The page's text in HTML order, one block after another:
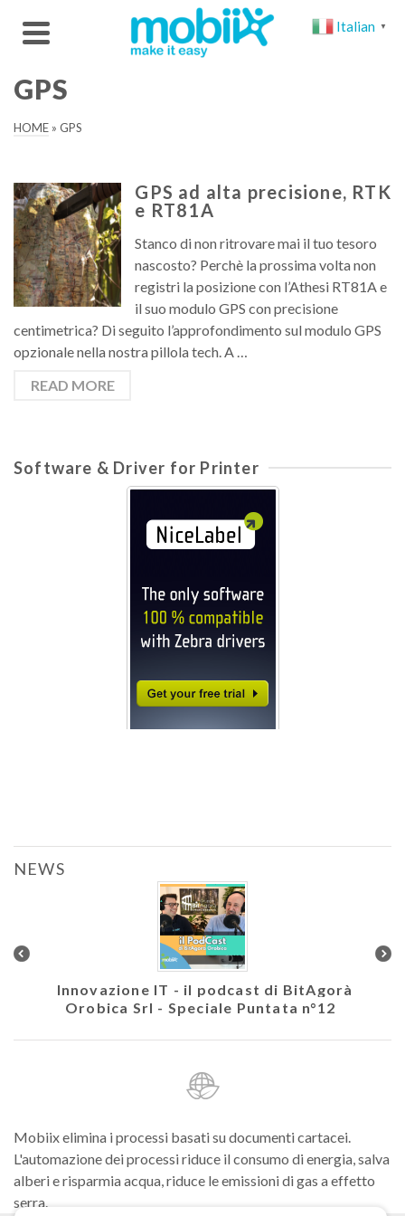
GPS
HOME » GPS
GPS ad alta precisione, RTK
e RT81A
Stanco di non ritrovare mai il tuo tesoro
nascosto? Perchè la prossima volta non
registri la posizione con l’Athesi RT81A e
il suo modulo GPS con precisione
centimetrica? Di seguito l’approfondimento sul modulo GPS
opzionale nella nostra pillola tech. A …
READ MORE
Software & Driver for Printer
NEWS
Innovazione IT - il podcast di BitAgorà
Orobica Srl - Speciale Puntata n°12
Mobiix elimina i processi basati su documenti cartacei.
L'automazione dei processi riduce il consumo di energia, salva
alberi e risparmia acqua, riduce le emissioni di gas a effetto
serra.
Italian ▼